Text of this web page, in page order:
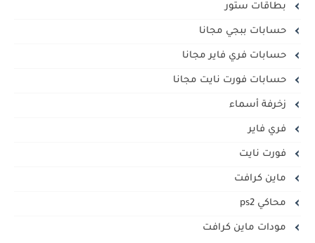
بطاقات ستور
حسابات ببجي مجانا
حسابات فري فاير مجانا
حسابات فورت نايت مجانا
زخرفة أسماء
فري فاير
فورت نايت
ماين كرافت
محاكي ps2
مودات ماين كرافت